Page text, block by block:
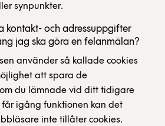
synpunkter.
kontakt- och adressuppgifter
jag ska göra en felanmälan?
använder så kallade cookies
att spara de
du lämnade vid ditt tidigare
får igång funktionen kan det
inte tillåter cookies.